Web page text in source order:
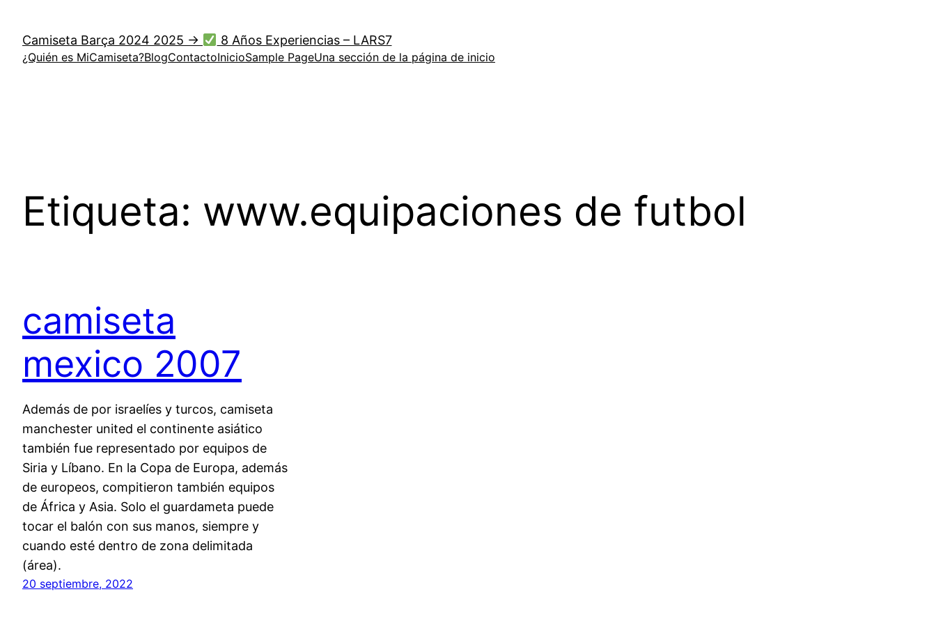
contenido
Camiseta Barça 2024 2025 → 8 Años Experiencias – LARS7
¿Quién es MiCamiseta?BlogContactoInicioSample PageUna sección de la página de inicio
Etiqueta: www.equipaciones de futbol
camiseta
mexico 2007
Además de por israelíes y turcos, camiseta
manchester united el continente asiático
también fue representado por equipos de
Siria y Líbano. En la Copa de Europa, además
de europeos, compitieron también equipos
de África y Asia. Solo el guardameta puede
tocar el balón con sus manos, siempre y
cuando esté dentro de zona delimitada
(área).
20 septiembre, 2022